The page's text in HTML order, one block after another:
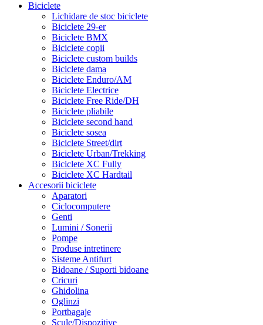
Biciclete
Lichidare de stoc biciclete
Biciclete 29-er
Biciclete BMX
Biciclete copii
Biciclete custom builds
Biciclete dama
Biciclete Enduro/AM
Biciclete Electrice
Biciclete Free Ride/DH
Biciclete pliabile
Biciclete second hand
Biciclete sosea
Biciclete Street/dirt
Biciclete Urban/Trekking
Biciclete XC Fully
Biciclete XC Hardtail
Accesorii biciclete
Aparatori
Ciclocomputere
Genti
Lumini / Sonerii
Pompe
Produse intretinere
Sisteme Antifurt
Bidoane / Suporti bidoane
Cricuri
Ghidolina
Oglinzi
Portbagaje
Scule/Dispozitive